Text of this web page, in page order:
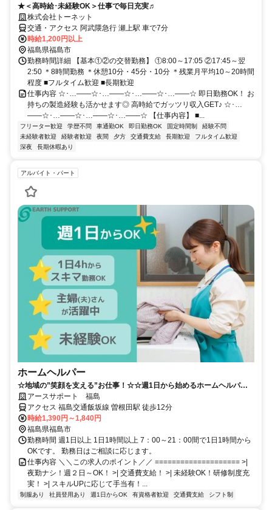
★＜高時給･未経験OK＞仕事で毎日充実♬
株式会社トーネット
交通・アクセス 阿武隈急行 瀬上駅 車で7分
時給1,200円以上
福島県福島市
勤務時間詳細 【基本①②の交替勤務】 ①8:00～17:05 ②17:45～翌
2:50 ＊8時間勤務 ＊休憩10分・45分・10分 ＊残業月平均10～20時間
程度 ■フルタイム歓迎 ■長期歓迎
仕事内容 ☆･…――☆･…――☆･…――☆･…――☆ 即日勤務OK！ お
持ちの製造経験も活かせます◎ 高時給でガッツリ収入GET♪ ☆･…
――☆･…――☆･…――☆･…――☆ 【仕事内容】 ■...
フリーター歓迎 学歴不問 車通勤OK 即日勤務OK 固定時間制
経験不問
未経験者歓迎
経験者歓迎 夜間 夕方 交通費支給 長期歓迎
フルタイム歓迎
深夜
長期休暇あり
アルバイト・パート
ホームヘルパー
☆地域の”笑顔を支える”お仕事！☆☆週1日から始めるホームヘルパー
☆ アースサポート 福島
アクセス 福島交通飯坂線 曽根田駅 徒歩12分
時給1,390円～1,840円
福島県福島市
勤務時間 週1日以上 1日1時間以上 7：00～21：00間で1日1時間から
OKです。 勤務日はご相談に応じます。
仕事内容 ＼＼この求人のポイント／／ ==================== >|
夜勤ナシ！週２日～OK！ >| 交通費支給！ >| 未経験OK！研修制度充
実！ >| スキルUPに応じて手当有！...
制服あり 社員登用あり 週1日からOK 有資格者歓迎 交通費支給 シフト制